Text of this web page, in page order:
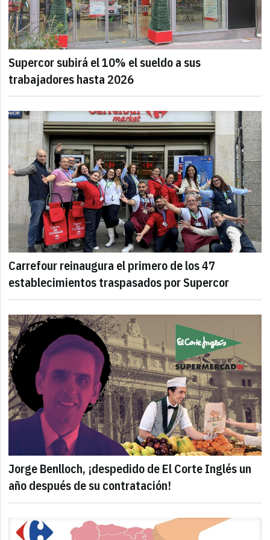
Supercor subirá el 10% el sueldo a sus
trabajadores hasta 2026
Carrefour reinaugura el primero de los 47
establecimientos traspasados por Supercor
Jorge Benlloch, ¡despedido de El Corte Inglés un
año después de su contratación!